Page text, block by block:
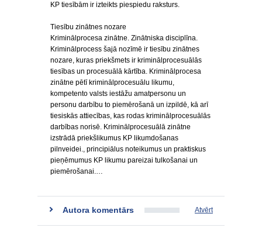
KP tiesībām ir izteikts piespiedu raksturs.
Tiesību zinātnes nozare
Kriminālprocesa zinātne. Zinātniska disciplīna.
Kriminālprocess šajā nozīmē ir tiesību zinātnes
nozare, kuras priekšmets ir kriminālprocesuālās
tiesības un procesuālā kārtība. Kriminālprocesa
zinātne pētī kriminālprocesuālu likumu,
kompetento valsts iestāžu amatpersonu un
personu darbību to piemērošanā un izpildē, kā arī
tiesiskās attiecības, kas rodas kriminālprocesuālās
darbības norisē. Kriminālprocesuālā zinātne
izstrādā priekšlikumus KP likumdošanas
pilnveidei., principiālus noteikumus un praktiskus
pieņēmumus KP likumu pareizai tulkošanai un
piemērošanai.…
Autora komentārs Atvērt